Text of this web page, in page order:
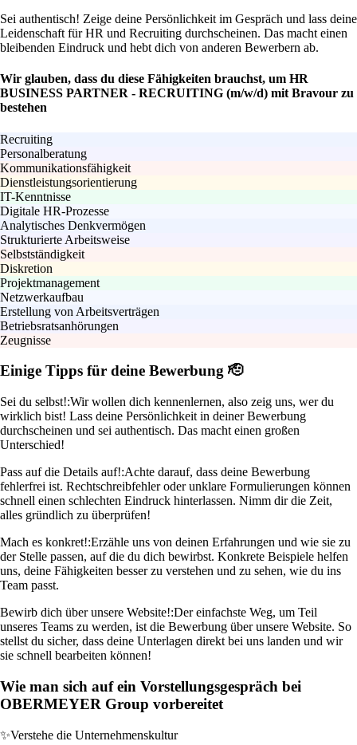
Sei authentisch! Zeige deine Persönlichkeit im Gespräch und lass deine
Leidenschaft für HR und Recruiting durchscheinen. Das macht einen
bleibenden Eindruck und hebt dich von anderen Bewerbern ab.
Wir glauben, dass du diese Fähigkeiten brauchst, um HR
BUSINESS PARTNER - RECRUITING (m/w/d) mit Bravour zu
bestehen
Recruiting
Personalberatung
Kommunikationsfähigkeit
Dienstleistungsorientierung
IT-Kenntnisse
Digitale HR-Prozesse
Analytisches Denkvermögen
Strukturierte Arbeitsweise
Selbstständigkeit
Diskretion
Projektmanagement
Netzwerkaufbau
Erstellung von Arbeitsverträgen
Betriebsratsanhörungen
Zeugnisse
Einige Tipps für deine Bewerbung 🫡
Sei du selbst!:Wir wollen dich kennenlernen, also zeig uns, wer du
wirklich bist! Lass deine Persönlichkeit in deiner Bewerbung
durchscheinen und sei authentisch. Das macht einen großen
Unterschied!
Pass auf die Details auf!:Achte darauf, dass deine Bewerbung
fehlerfrei ist. Rechtschreibfehler oder unklare Formulierungen können
schnell einen schlechten Eindruck hinterlassen. Nimm dir die Zeit,
alles gründlich zu überprüfen!
Mach es konkret!:Erzähle uns von deinen Erfahrungen und wie sie zu
der Stelle passen, auf die du dich bewirbst. Konkrete Beispiele helfen
uns, deine Fähigkeiten besser zu verstehen und zu sehen, wie du ins
Team passt.
Bewirb dich über unsere Website!:Der einfachste Weg, um Teil
unseres Teams zu werden, ist die Bewerbung über unsere Website. So
stellst du sicher, dass deine Unterlagen direkt bei uns landen und wir
sie schnell bearbeiten können!
Wie man sich auf ein Vorstellungsgespräch bei
OBERMEYER Group vorbereitet
✨Verstehe die Unternehmenskultur